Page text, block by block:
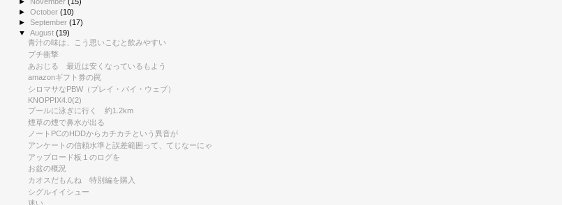
►October(10)
►September(17)
▼August(19)
青汁の味は、こう思いこむと飲みやすい
プチ衝撃
あおじる 最近は安くなっているもよう
amazonギフト券の罠
シロマサなPBW（プレイ・バイ・ウェブ）
KNOPPIX4.0(2)
プールに泳ぎに行く 約1.2km
煙草の煙で鼻水が出る
ノートPCのHDDからカチカチという異音が
アンケートの信頼水準と誤差範囲って、てじなーにゃ
アップロード板１のログを
お盆の概況
カオスだもんね 特別編を購入
シグルイイシュー
迷い